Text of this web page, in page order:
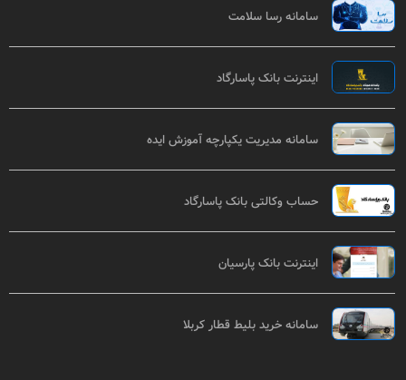
سامانه رسا سلامت
اینترنت بانک پاسارگاد
سامانه مدیریت یکپارچه آموزش ایده
حساب وکالتی بانک پاسارگاد
اینترنت بانک پارسیان
سامانه خرید بلیط قطار کربلا